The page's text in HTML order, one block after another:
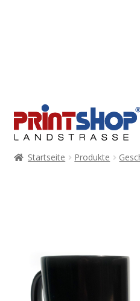
Startseite Produkte